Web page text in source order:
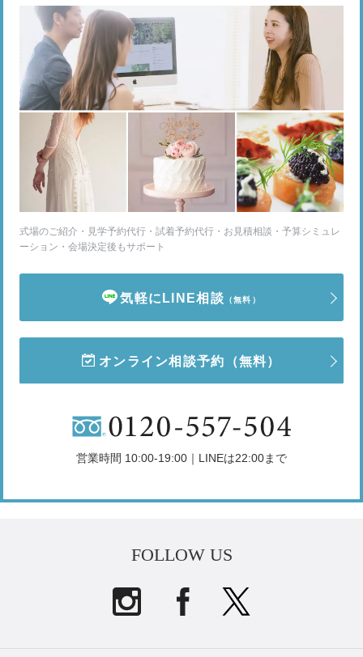
式場のご紹介・見学予約代行・試着予約代行・お見積相談・予算シミュレ
ーション・会場決定後もサポート
気軽にLINE相談 （無料）
オンライン相談予約 （無料）
営業時間 10:00-19:00｜LINEは22:00まで
FOLLOW US